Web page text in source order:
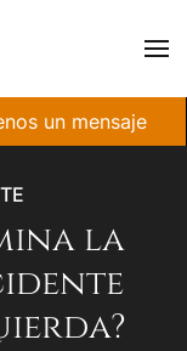
un mensaje
la